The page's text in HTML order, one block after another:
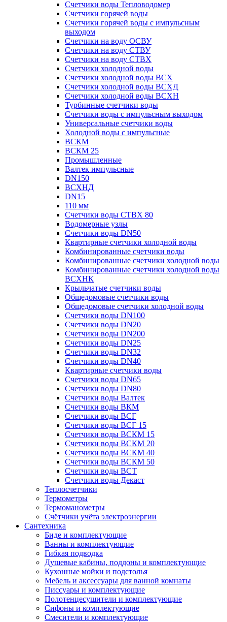
Счетчики воды Тепловодомер
Счетчики горячей воды
Счетчики горячей воды с импульсным
выходом
Счетчики на воду ОСВУ
Счетчики на воду СТВУ
Счетчики на воду СТВХ
Счетчики холодной воды
Счетчики холодной воды ВСХ
Счетчики холодной воды ВСХД
Счетчики холодной воды ВСХН
Турбинные счетчики воды
Счетчики воды с импульсным выходом
Универсальные счетчики воды
Холодной воды с импульсные
ВСКМ
ВСКМ 25
Промышленные
Валтек импульсные
DN150
ВСХНД
DN15
110 мм
Счетчики воды СТВХ 80
Водомерные узлы
Счетчики воды DN50
Квартирные счетчики холодной воды
Комбинированные счетчики воды
Комбинированные счетчики холодной воды
Комбинированные счетчики холодной воды
ВСХНК
Крыльчатые счетчики воды
Общедомовые счетчики воды
Общедомовые счетчики холодной воды
Счетчики воды DN100
Счетчики воды DN20
Счетчики воды DN200
Счетчики воды DN25
Счетчики воды DN32
Счетчики воды DN40
Квартирные счетчики воды
Счетчики воды DN65
Счетчики воды DN80
Счетчики воды Валтек
Счетчики воды ВКМ
Счетчики воды ВСГ
Счетчики воды ВСГ 15
Счетчики воды ВСКМ 15
Счетчики воды ВСКМ 20
Счетчики воды ВСКМ 40
Счетчики воды ВСКМ 50
Счетчики воды ВСТ
Счетчики воды Декаст
Теплосчетчики
Термометры
Термоманометры
Счётчики учёта электроэнергии
Сантехника
Биде и комплектующие
Ванны и комплектующие
Гибкая подводка
Душевые кабины, поддоны и комплектующие
Кухонные мойки и подстолья
Мебель и аксессуары для ванной комнаты
Писсуары и комплектующие
Полотенцесушители и комплектующие
Сифоны и комплектующие
Смесители и комплектующие